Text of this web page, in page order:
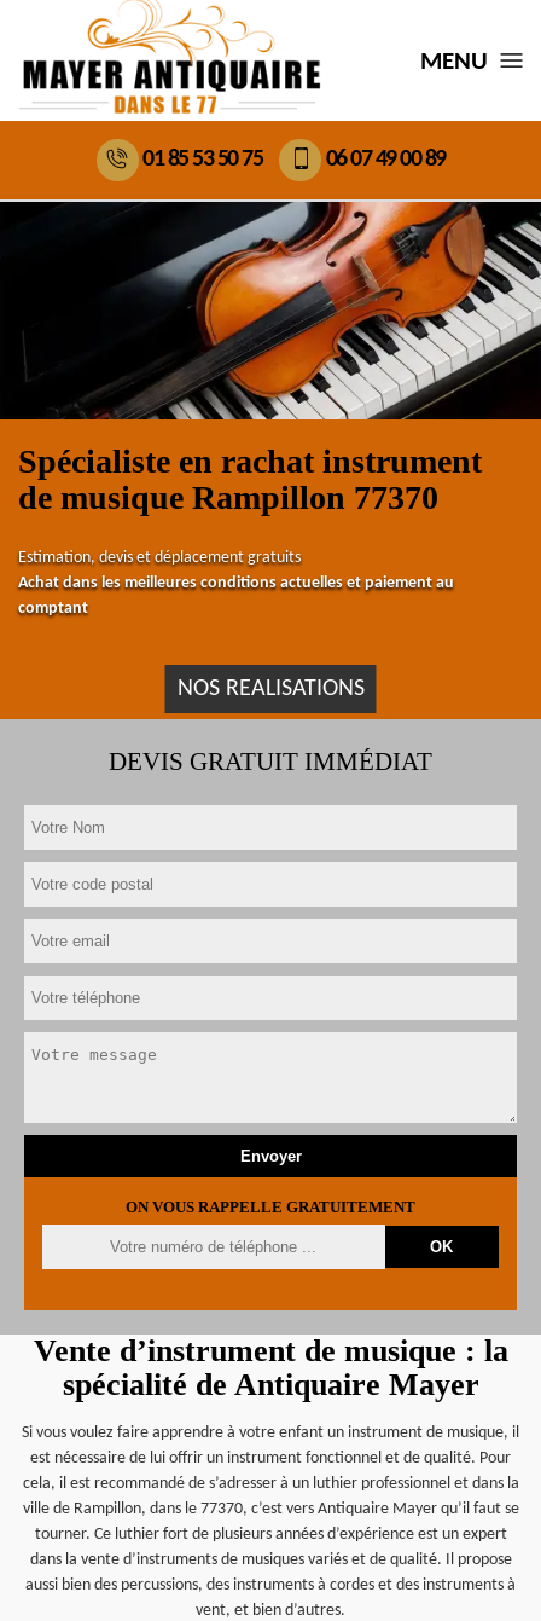
MENU
01 85 53 50 75 06 07 49 00 89
Spécialiste en rachat instrument
de musique Rampillon 77370
Estimation, devis et déplacement gratuits
Achat dans les meilleures conditions actuelles et paiement au
comptant
NOS REALISATIONS
DEVIS GRATUIT IMMÉDIAT
ON VOUS RAPPELLE GRATUITEMENT
Vente d’instrument de musique : la
spécialité de Antiquaire Mayer
Si vous voulez faire apprendre à votre enfant un instrument de musique, il
est nécessaire de lui offrir un instrument fonctionnel et de qualité. Pour
cela, il est recommandé de s’adresser à un luthier professionnel et dans la
ville de Rampillon, dans le 77370, c’est vers Antiquaire Mayer qu’il faut se
tourner. Ce luthier fort de plusieurs années d’expérience est un expert
dans la vente d’instruments de musiques variés et de qualité. Il propose
aussi bien des percussions, des instruments à cordes et des instruments à
vent, et bien d’autres.